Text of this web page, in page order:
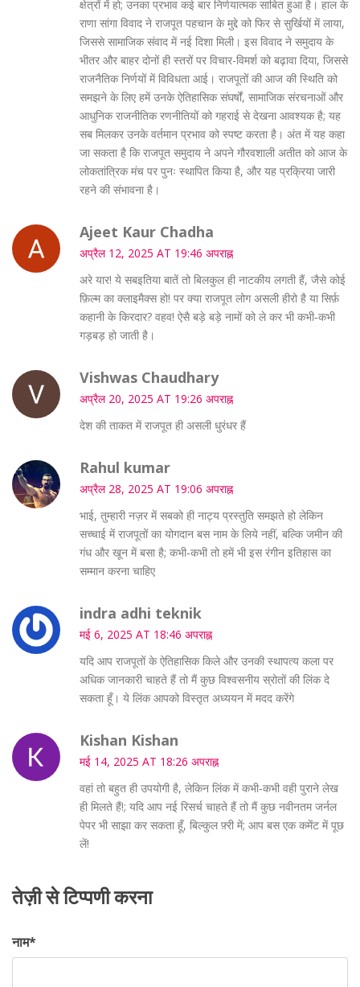
क्षेत्रों में हो; उनका प्रभाव कई बार निर्णयात्मक साबित हुआ है। हाल के
राणा सांगा विवाद ने राजपूत पहचान के मुद्दे को फिर से सुर्खियों में लाया,
जिससे सामाजिक संवाद में नई दिशा मिली। इस विवाद ने समुदाय के
भीतर और बाहर दोनों ही स्तरों पर विचार-विमर्श को बढ़ावा दिया, जिससे
राजनैतिक निर्णयों में विविधता आई। राजपूतों की आज की स्थिति को
समझने के लिए हमें उनके ऐतिहासिक संघर्षों, सामाजिक संरचनाओं और
आधुनिक राजनीतिक रणनीतियों को गहराई से देखना आवश्यक है; यह
सब मिलकर उनके वर्तमान प्रभाव को स्पष्ट करता है। अंत में यह कहा
जा सकता है कि राजपूत समुदाय ने अपने गौरवशाली अतीत को आज के
लोकतांत्रिक मंच पर पुनः स्थापित किया है, और यह प्रक्रिया जारी
रहने की संभावना है।
Ajeet Kaur Chadha
अप्रैल 12, 2025 AT 19:46 अपराह्न
अरे यार! ये सबइतिया बातें तो बिलकुल ही नाटकीय लगती हैं, जैसे कोई
फ़िल्म का क्लाइमैक्स हो! पर क्या राजपूत लोग असली हीरो है या सिर्फ़
कहानी के किरदार? वहव! ऐसै बड़े बड़े नामों को ले कर भी कभी‑कभी
गड़बड़ हो जाती है।
Vishwas Chaudhary
अप्रैल 20, 2025 AT 19:26 अपराह्न
देश की ताकत में राजपूत ही असली धुरंधर हैं
Rahul kumar
अप्रैल 28, 2025 AT 19:06 अपराह्न
भाई, तुम्हारी नज़र में सबको ही नाट्य प्रस्तुति समझते हो लेकिन
सच्चाई में राजपूतों का योगदान बस नाम के लिये नहीं, बल्कि जमीन की
गंध और खून में बसा है; कभी‑कभी तो हमें भी इस रंगीन इतिहास का
सम्मान करना चाहिए
indra adhi teknik
मई 6, 2025 AT 18:46 अपराह्न
यदि आप राजपूतों के ऐतिहासिक किले और उनकी स्थापत्य कला पर
अधिक जानकारी चाहते हैं तो मैं कुछ विश्वसनीय स्रोतों की लिंक दे
सकता हूँ। ये लिंक आपको विस्तृत अध्ययन में मदद करेंगे
Kishan Kishan
मई 14, 2025 AT 18:26 अपराह्न
वहां तो बहुत ही उपयोगी है, लेकिन लिंक में कभी‑कभी वही पुराने लेख
ही मिलते हैं!; यदि आप नई रिसर्च चाहते हैं तो मैं कुछ नवीनतम जर्नल
पेपर भी साझा कर सकता हूँ, बिल्कुल फ़्री में; आप बस एक कमेंट में पूछ
लें!
तेज़ी से टिप्पणी करना
नाम*